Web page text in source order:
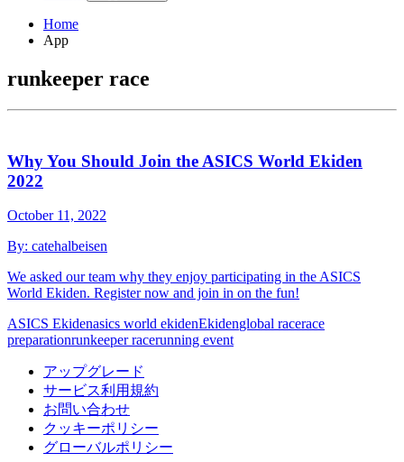
Home
App
runkeeper race
Why You Should Join the ASICS World Ekiden
2022
October 11, 2022
By: catehalbeisen
We asked our team why they enjoy participating in the ASICS
World Ekiden. Register now and join in on the fun!
ASICS Ekidenasics world ekidenEkidenglobal racerace
preparationrunkeeper racerunning event
アップグレード
サービス利用規約
お問い合わせ
クッキーポリシー
グローバルポリシー